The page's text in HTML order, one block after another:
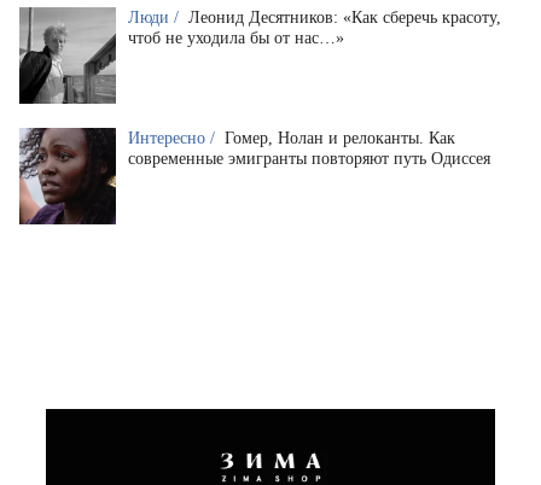
Люди / Леонид Десятников: «Как сберечь красоту,
чтоб не уходила бы от нас…»
Интересно / Гомер, Нолан и релоканты. Как
современные эмигранты повторяют путь Одиссея